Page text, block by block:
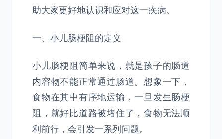
助大家更好地认识和应对这一疾病。
一、小儿肠梗阻的定义
小儿肠梗阻简单来说，就是孩子的肠道
内容物不能正常通过肠道。想象一下，
食物在其中有序地运输，一旦发生肠梗
阻，就好比道路被堵住了，食物无法顺
利前行，会引发一系列问题。